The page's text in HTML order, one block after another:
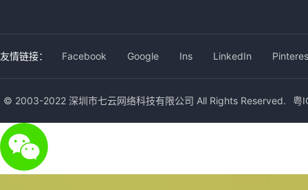
友情链接： Facebook Google Ins LinkedIn
© 2003-2022 深圳市七云网络科技有限公司 All Rights Reserved. 粤